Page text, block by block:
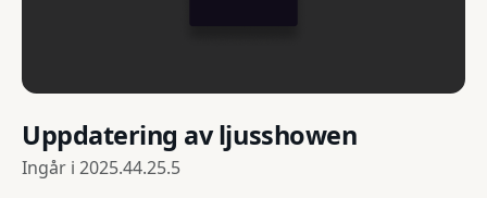
Uppdatering av ljusshowen
Ingår i 2025.44.25.5